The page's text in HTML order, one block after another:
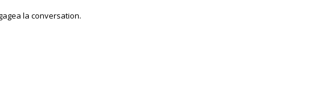
la conversation.